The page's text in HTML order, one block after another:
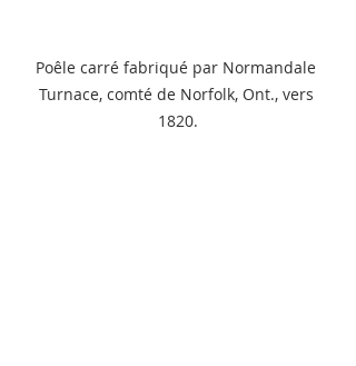
Poêle carré fabriqué раr Normandale
Turnace, comté de Norfolk, Ont., vers
1820.